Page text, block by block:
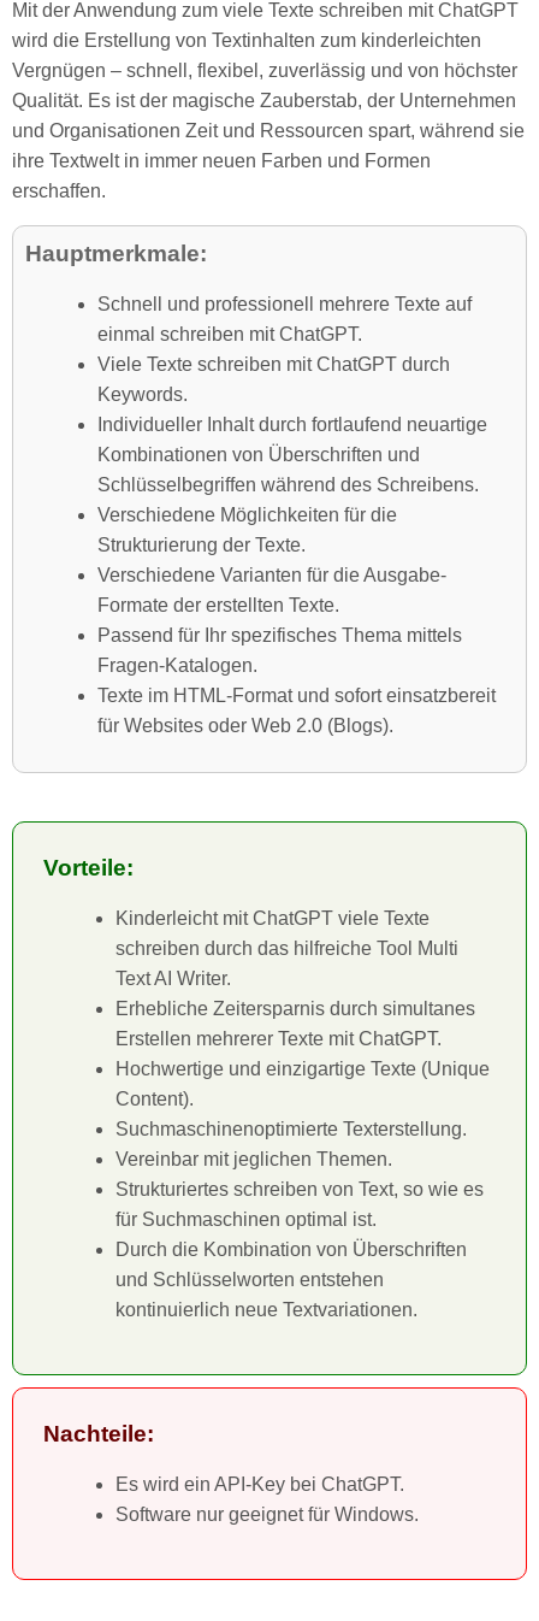
Mit der Anwendung zum viele Texte schreiben mit ChatGPT
wird die Erstellung von Textinhalten zum kinderleichten
Vergnügen – schnell, flexibel, zuverlässig und von höchster
Qualität. Es ist der magische Zauberstab, der Unternehmen
und Organisationen Zeit und Ressourcen spart, während sie
ihre Textwelt in immer neuen Farben und Formen
erschaffen.
Hauptmerkmale:
Schnell und professionell mehrere Texte auf
einmal schreiben mit ChatGPT.
Viele Texte schreiben mit ChatGPT durch
Keywords.
Individueller Inhalt durch fortlaufend neuartige
Kombinationen von Überschriften und
Schlüsselbegriffen während des Schreibens.
Verschiedene Möglichkeiten für die
Strukturierung der Texte.
Verschiedene Varianten für die Ausgabe-
Formate der erstellten Texte.
Passend für Ihr spezifisches Thema mittels
Fragen-Katalogen.
Texte im HTML-Format und sofort einsatzbereit
für Websites oder Web 2.0 (Blogs).
Vorteile:
Kinderleicht mit ChatGPT viele Texte
schreiben durch das hilfreiche Tool Multi
Text AI Writer.
Erhebliche Zeitersparnis durch simultanes
Erstellen mehrerer Texte mit ChatGPT.
Hochwertige und einzigartige Texte (Unique
Content).
Suchmaschinenoptimierte Texterstellung.
Vereinbar mit jeglichen Themen.
Strukturiertes schreiben von Text, so wie es
für Suchmaschinen optimal ist.
Durch die Kombination von Überschriften
und Schlüsselworten entstehen
kontinuierlich neue Textvariationen.
Nachteile:
Es wird ein API-Key bei ChatGPT.
Software nur geeignet für Windows.